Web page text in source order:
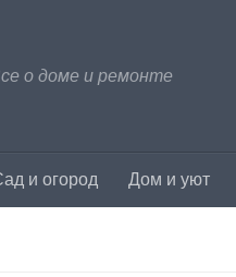
о доме и ремонте
и огород Дом и уют